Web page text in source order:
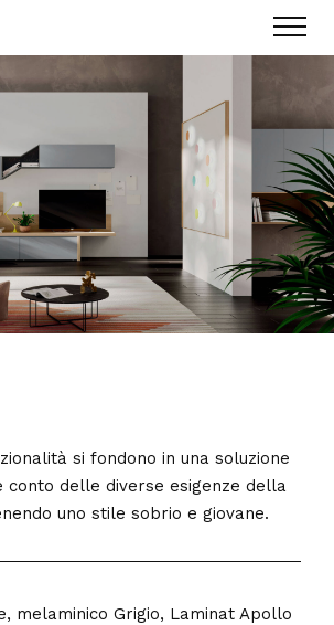
si fondono in una soluzione
conto delle diverse esigenze della
uno stile sobrio e giovane.
melaminico Grigio, Laminat Apollo